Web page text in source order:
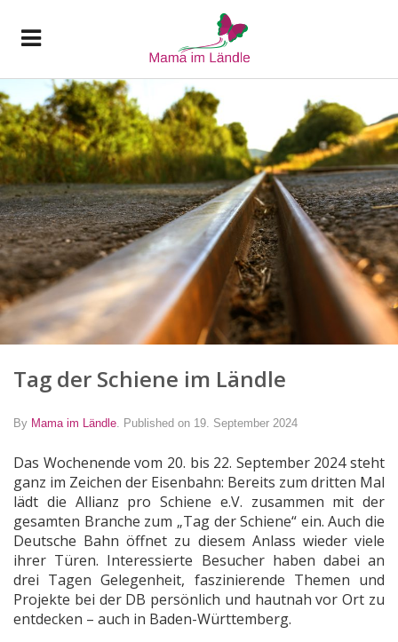
Tag der Schiene im Ländle
By Mama im Ländle Published on 19. September 2024
Das Wochenende vom 20. bis 22. September 2024 steht
ganz im Zeichen der Eisenbahn: Bereits zum dritten Mal
lädt die Allianz pro Schiene e.V. zusammen mit der
gesamten Branche zum „Tag der Schiene“ ein. Auch die
Deutsche Bahn öffnet zu diesem Anlass wieder viele
ihrer Türen. Interessierte Besucher haben dabei an
drei Tagen Gelegenheit, faszinierende Themen und
Projekte bei der DB persönlich und hautnah vor Ort zu
entdecken – auch in Baden-Württemberg.